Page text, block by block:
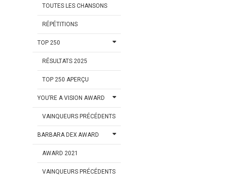
TOUTES LES CHANSONS
RÉPÉTITIONS
TOP 250
RÉSULTATS 2025
TOP 250 APERÇU
YOU’RE A VISION AWARD
VAINQUEURS PRÉCÉDENTS
BARBARA DEX AWARD
AWARD 2021
VAINQUEURS PRÉCÉDENTS